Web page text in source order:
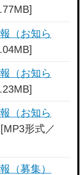
（お知ら
（お知ら
（お知ら
[MP3形式／
（募集）